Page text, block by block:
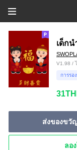
เด็ก
V1.98 /
การรอ
ส่งของขวั
ลอ